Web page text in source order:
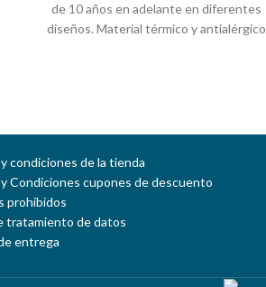
de 10 años en adelante en diferentes
diseños. Material térmico y antialérgico
condiciones de la tienda
Condiciones cupones de descuento
prohibidos
tratamiento de datos
entrega